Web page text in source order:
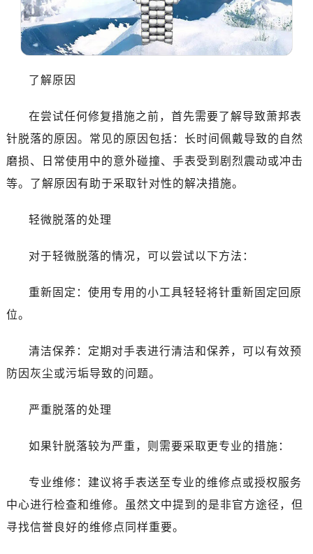
了解原因
在尝试任何修复措施之前，首先需要了解导致萧邦表
针脱落的原因。常见的原因包括：长时间佩戴导致的自然
磨损、日常使用中的意外碰撞、手表受到剧烈震动或冲击
等。了解原因有助于采取针对性的解决措施。
轻微脱落的处理
对于轻微脱落的情况，可以尝试以下方法：
重新固定：使用专用的小工具轻轻将针重新固定回原
位。
清洁保养：定期对手表进行清洁和保养，可以有效预
防因灰尘或污垢导致的问题。
严重脱落的处理
如果针脱落较为严重，则需要采取更专业的措施：
专业维修：建议将手表送至专业的维修点或授权服务
中心进行检查和维修。虽然文中提到的是非官方途径，但
寻找信誉良好的维修点同样重要。